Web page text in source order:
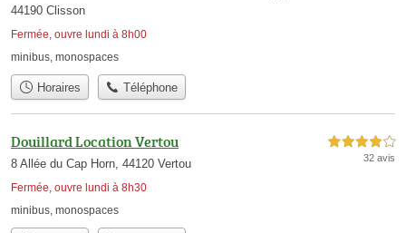
44190 Clisson
Fermée, ouvre lundi à 8h00
minibus monospaces
Horaires Téléphone
Douillard Location Vertou
8 Allée du Cap Horn, 44120 Vertou
Fermée, ouvre lundi à 8h30
4,0 étoiles sur 5
32 avis
minibus, monospaces